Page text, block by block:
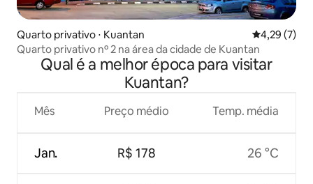
Quarto privativo ⋅ Kuantan 4,29 de
4,29 (7)
Quarto privativo nº 2 na área da cidade de Kuantan
Qual é a melhor época para visitar
Kuantan?
Mês
Jan.
Preço médio
R$ 178
Temp. média
26 °C